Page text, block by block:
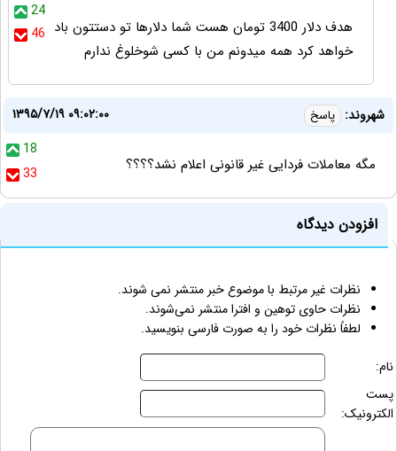
24
46 هدف دلار 3400 تومان هست شما دلارها تو دستتون باد
خواهد کرد همه میدونم من با کسی شوخلوغ ندارم
شهروند: پاسخ
۱۳۹۵/۷/۱۹ ۰۹:۰۲:۰۰
18
33
مگه معاملات فردایی غیر قانونی اعلام نشد؟؟؟؟
افزودن دیدگاه
نظرات غیر مرتبط با موضوع خبر منتشر نمی شوند.
نظرات حاوی توهین و افترا منتشر نمی‌شوند.
لطفاً نظرات خود را به صورت فارسی بنویسید.
نام:
پست
الکترونیک: